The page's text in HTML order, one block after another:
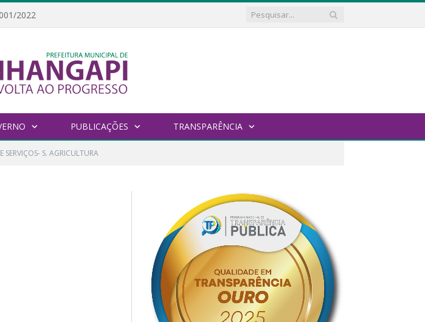
2022
PUBLICAÇÕES TRANSPARÊNCIA
SERVIÇOS- S. AGRICULTURA